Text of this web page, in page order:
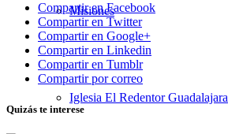
Misiones
Iglesia El Redentor Guadalajara
Compartir en Facebook
Compartir en Twitter
Compartir en Google+
Compartir en Linkedin
Compartir en Tumblr
Compartir por correo
Quizás te interese